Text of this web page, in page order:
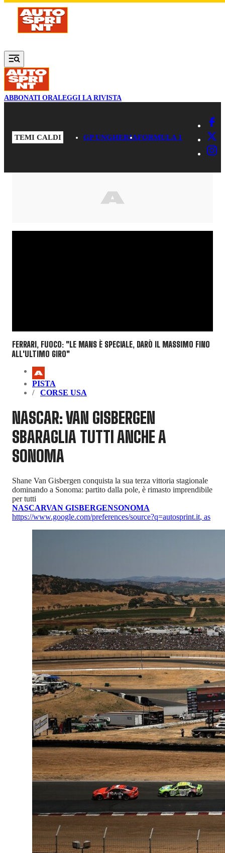
Vai al contenuto principale
ABBONATI ORALEGGI LA RIVISTA
TEMI CALDI GP UNGHERIAFORMULA 1
FERRARI, FUOCO: "LE MANS È SPECIALE, DARÒ IL MASSIMO FINO
ALL'ULTIMO GIRO"
PISTA
CORSE USA
NASCAR: VAN GISBERGEN
SBARAGLIA TUTTI ANCHE A
SONOMA
Shane Van Gisbergen conquista la sua terza vittoria stagionale
dominando a Sonoma: partito dalla pole, è rimasto imprendibile
per tutti
NASCARVAN GISBERGENSONOMA
https://www.google.com/preferences/source?q=autosprint.it, as